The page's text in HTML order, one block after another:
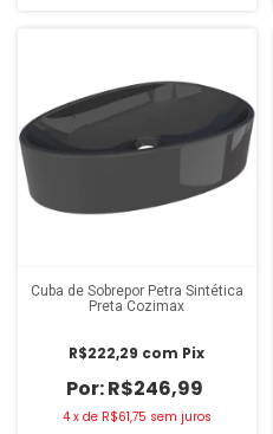
Cuba de Sobrepor Petra Sintética
Preta Cozimax
R$246,99
R$222,29 com Pix
4 x de R$61,75 sem juros